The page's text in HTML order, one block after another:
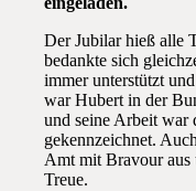
Der Jubilar hieß alle
bedankte sich
immer unterstützt
war Hubert in der
und seine Arbeit war
gekennzeichnet.
Amt mit Bravour aus
Treue.